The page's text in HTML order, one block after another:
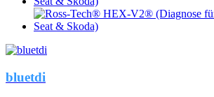
bluetdi